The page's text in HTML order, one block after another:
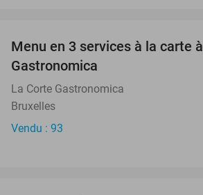
Menu en 3 services à la carte
Gastronomica
La Corte Gastronomica
Bruxelles
Vendu : 93